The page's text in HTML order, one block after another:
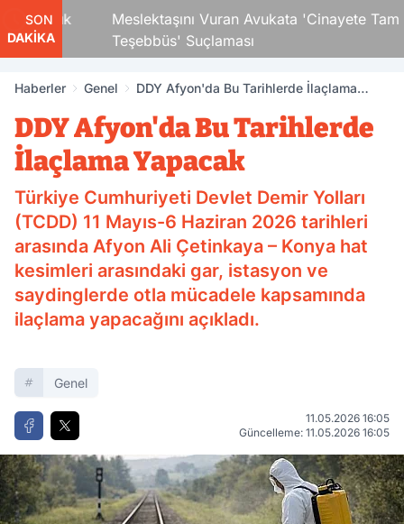
SON
DAKİKA
Meslektaşını Vuran Avukata 'Cinayete Tam
Teşebbüs' Suçlaması
Haberler Genel
DDY Afyon'da Bu Tarihlerde İlaçlama
DDY Afyon'da Bu Tarihlerde
İlaçlama Yapacak
Türkiye Cumhuriyeti Devlet Demir Yolları
(TCDD) 11 Mayıs-6 Haziran 2026 tarihleri
arasında Afyon Ali Çetinkaya – Konya hat
kesimleri arasındaki gar, istasyon ve
saydinglerde otla mücadele kapsamında
ilaçlama yapacağını açıkladı.
Genel
11.05.2026 16:05
Güncelleme: 11.05.2026 16:05